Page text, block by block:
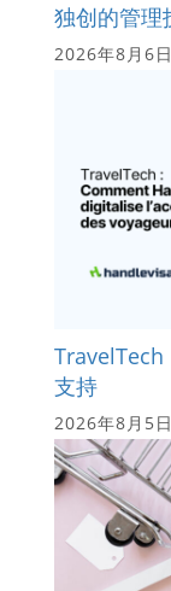
独创的管理
2026年8月6日
支持
2026年8月5日